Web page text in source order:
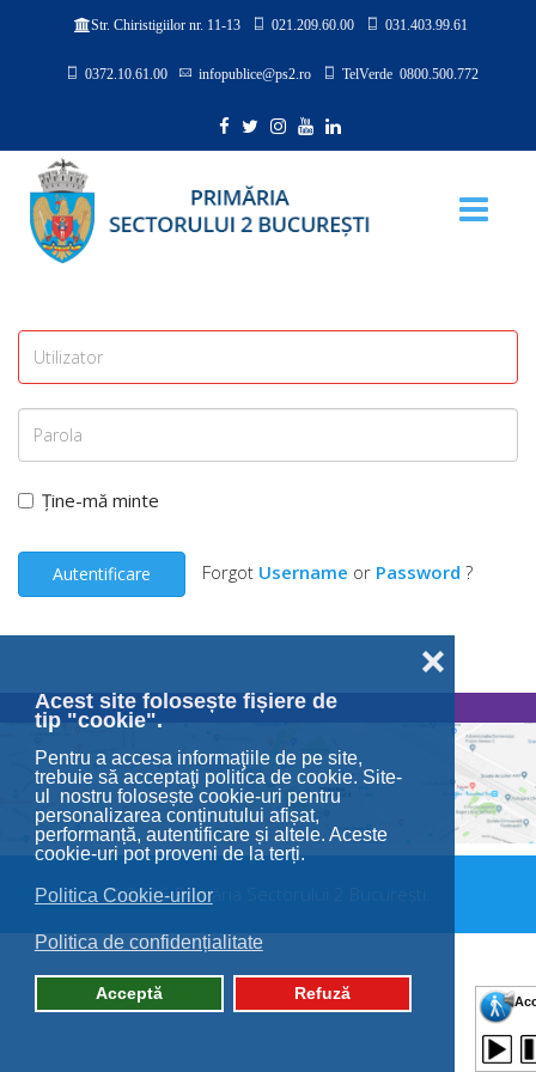
Acest site folosește fișiere de
tip "cookie".
Pentru a accesa informaţiile de pe site,
trebuie să acceptaţi politica de cookie. Site-
ul nostru folosește cookie-uri pentru
personalizarea conținutului afișat,
performanță, autentificare și altele. Aceste
cookie-uri pot proveni de la terți.
Politica Cookie-urilor
Politica de confidențialitate
Acceptă Refuză
❌
Str. Chiristigiilor nr. 11-13 021.209.60.00 031.403.99.61
0372.10.61.00 infopublice@ps2.ro TelVerde 0800.500.772
Ține-mă minte
Autentificare Forgot Username or Password ?
© 2026 Primăria Sectorului 2 București.